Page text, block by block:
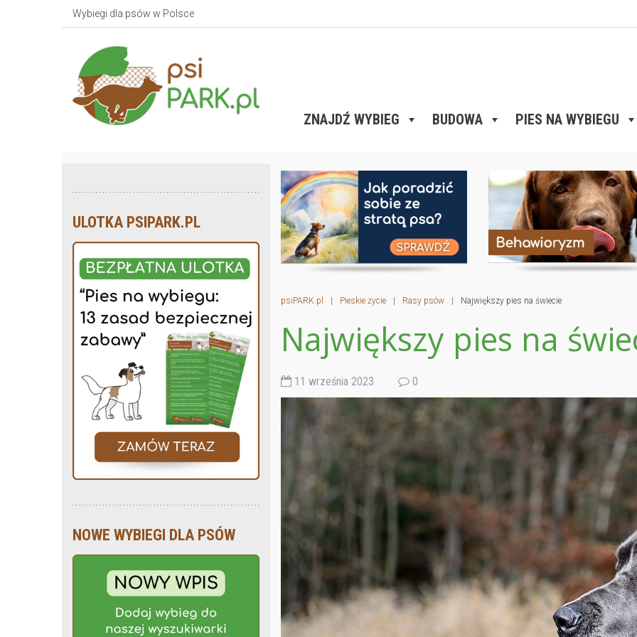
Wybiegi dla psów w Polsce
ZNAJDŹ WYBIEG BUDOWA PIES NA WYBIEGU
ULOTKA PSIPARK.PL
NOWE WYBIEGI DLA PSÓW
psiPARK.pl Pieskie życie Rasy psów Największy pies na świecie
Największy pies na
11 września 2023 0